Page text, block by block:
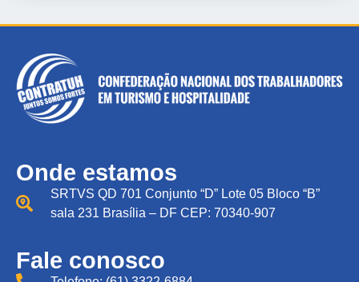
Onde estamos
SRTVS QD 701 Conjunto “D” Lote 05 Bloco “B”
sala 231 Brasília – DF CEP: 70340-907
Fale conosco